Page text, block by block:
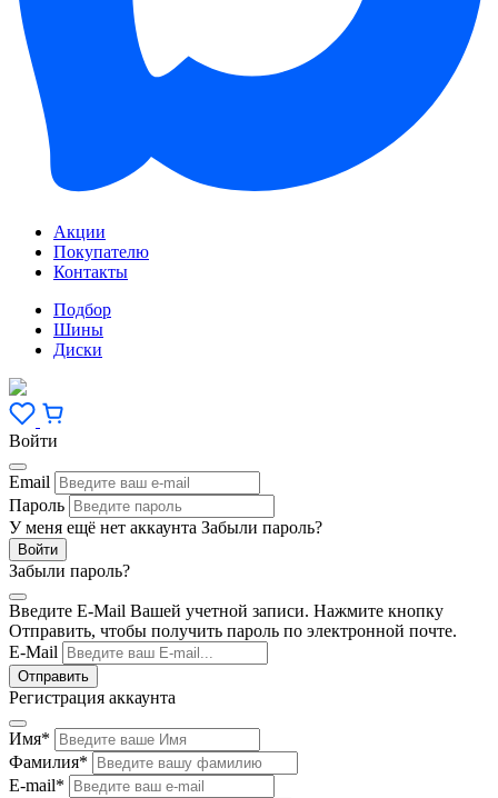
Акции
Покупателю
Контакты
Подбор
Шины
Диски
Войти
Email
Пароль
У меня ещё нет аккаунта Забыли пароль?
Забыли пароль?
Введите E-Mail Вашей учетной записи. Нажмите кнопку
Отправить, чтобы получить пароль по электронной почте.
E-Mail
Регистрация аккаунта
Имя*
Фамилия*
E-mail*